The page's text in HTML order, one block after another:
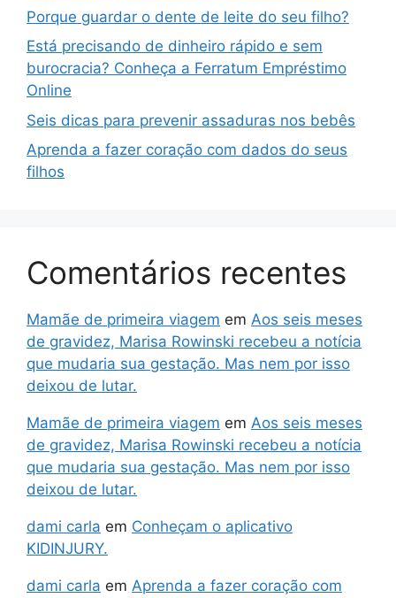
Porque guardar o dente de leite do seu filho?
Está precisando de dinheiro rápido e sem
burocracia? Conheça a Ferratum Empréstimo
Online
Seis dicas para prevenir assaduras nos bebês
Aprenda a fazer coração com dados do seus
filhos
Comentários recentes
Mamãe de primeira viagem em Aos seis meses
de gravidez, Marisa Rowinski recebeu a notícia
que mudaria sua gestação. Mas nem por isso
deixou de lutar.
Mamãe de primeira viagem em Aos seis meses
de gravidez, Marisa Rowinski recebeu a notícia
que mudaria sua gestação. Mas nem por isso
deixou de lutar.
dami carla em Conheçam o aplicativo
KIDINJURY.
dami carla em Aprenda a fazer coração com